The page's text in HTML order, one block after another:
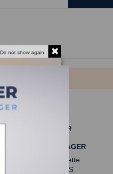
NOUS CONTACTER
MIDI PIÈCES MÉNAGER
175 rue Garriguette
34130 ST AUNES
Do not show again.